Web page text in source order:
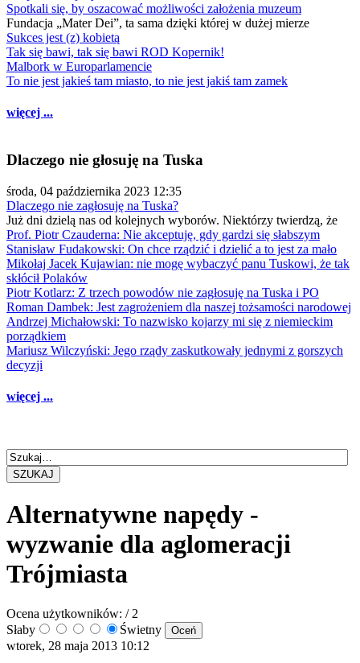
Spotkali się, by oszacować możliwości założenia muzeum
Fundacja „Mater Dei”, ta sama dzięki której w dużej mierze
Sukces jest (z) kobietą
Tak się bawi, tak się bawi ROD Kopernik!
Malbork w Europarlamencie
To nie jest jakieś tam miasto, to nie jest jakiś tam zamek
więcej ...
Dlaczego nie głosuję na Tuska
środa, 04 października 2023 12:35
Dlaczego nie zagłosuję na Tuska?
Już dni dzielą nas od kolejnych wyborów. Niektórzy twierdzą, że
Prof. Piotr Czauderna: Nie akceptuję, gdy gardzi się słabszym
Stanisław Fudakowski: On chce rządzić i dzielić a to jest za mało
Mikołaj Jacek Kujawian: nie mogę wybaczyć panu Tuskowi, że tak
skłócił Polaków
Piotr Kotlarz: Z trzech powodów nie zagłosuję na Tuska i PO
Roman Dambek: Jest zagrożeniem dla naszej tożsamości narodowej
Andrzej Michałowski: To nazwisko kojarzy mi się z niemieckim
porządkiem
Mariusz Wilczyński: Jego rządy zaskutkowały jednymi z gorszych
decyzji
więcej ...
SZUKAJ
Alternatywne napędy -
wyzwanie dla aglomeracji
Trójmiasta
Ocena użytkowników: / 2
Słaby
Świetny
wtorek, 28 maja 2013 10:12